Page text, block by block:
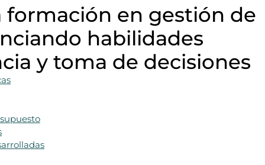
formación en gestión de
habilidades
y toma de decisiones